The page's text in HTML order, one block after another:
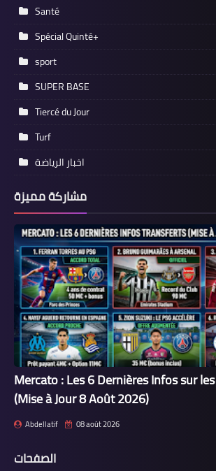
Santé
Spécial Quinté+
sport
SUPER BASE
Tiercé du Jour
Turf
اخبار الرياضة
مشاركة مميزة
Mercato : Les 6 Dernières Infos sur
(Mise à Jour 8 Août 2026)
Abdellatif 08 août 2026
الصفحات